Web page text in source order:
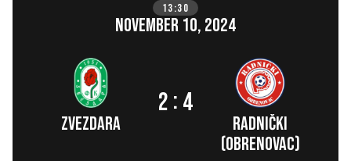
November 10, 2024
13:30
ZVEZDARA
2 : 4
Radnički
(Obrenovac)